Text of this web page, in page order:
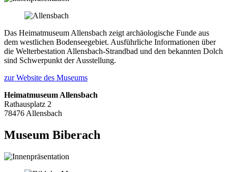
Das Heimatmuseum Allensbach zeigt archäologische Funde aus
dem westlichen Bodenseegebiet. Ausführliche Informationen über
die Welterbestation Allensbach-Strandbad und den bekannten Dolch
sind Schwerpunkt der Ausstellung.
zur Website des Museums
Heimatmuseum Allensbach
Rathausplatz 2
78476 Allensbach
Museum Biberach